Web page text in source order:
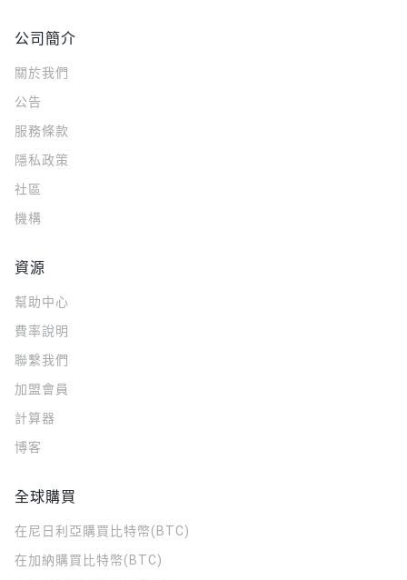
公司簡介
關於我們
公告
服務條款
隱私政策
社區
機構
資源
幫助中心
費率說明
聯繫我們
加盟會員
計算器
博客
全球購買
在尼日利亞購買比特幣(BTC)
在加納購買比特幣(BTC)